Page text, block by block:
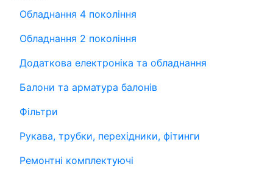
Обладнання 4 покоління
Обладнання 2 покоління
Додаткова електроніка та обладнання
Балони та арматура балонів
Фільтри
Рукава, трубки, перехідники, фітинги
Ремонтні комплектуючі